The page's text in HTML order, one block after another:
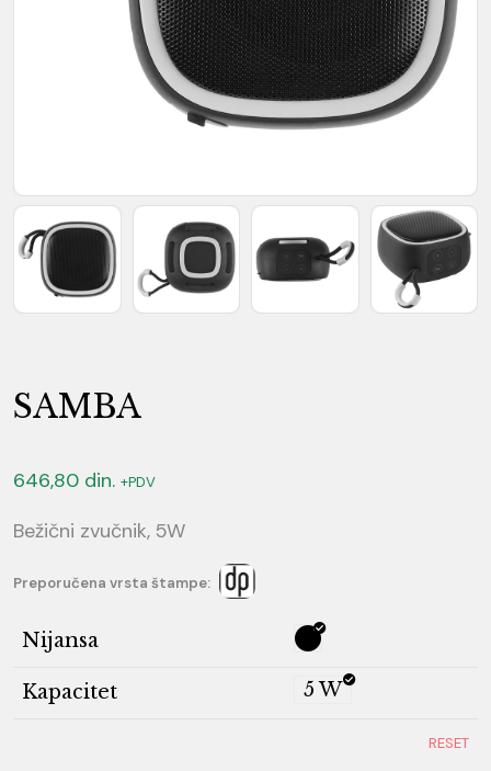
SAMBA
646,80 din. +PDV
Bežični zvučnik, 5W
Preporučena vrsta štampe:
Nijansa
Kapacitet 5 W
RESET